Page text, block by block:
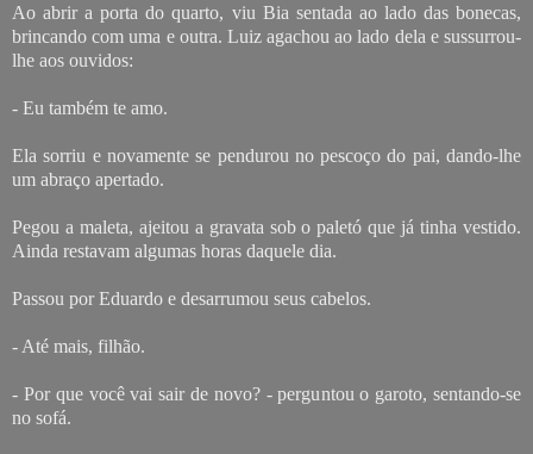
Ao abrir a porta do quarto, viu Bia sentada ao lado das bonecas,
brincando com uma e outra. Luiz agachou ao lado dela e sussurrou-
lhe aos ouvidos:
- Eu também te amo.
Ela sorriu e novamente se pendurou no pescoço do pai, dando-lhe
um abraço apertado.
Pegou a maleta, ajeitou a gravata sob o paletó que já tinha vestido.
Ainda restavam algumas horas daquele dia.
Passou por Eduardo e desarrumou seus cabelos.
- Até mais, filhão.
- Por que você vai sair de novo? - perguntou o garoto, sentando-se
no sofá.